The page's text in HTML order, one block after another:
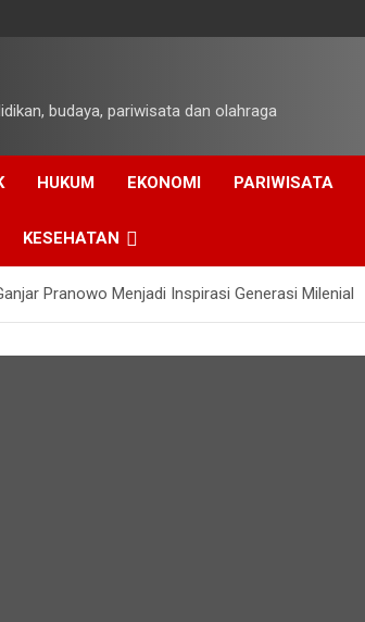
budaya, pariwisata dan olahraga
HUKUM EKONOMI PARIWISATA
KESEHATAN
Pranowo Menjadi Inspirasi Generasi Milenial